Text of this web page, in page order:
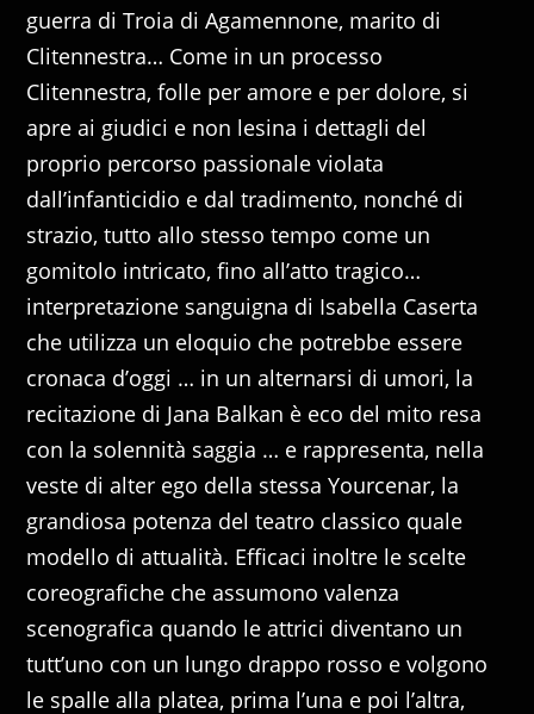
guerra di Troia di Agamennone, marito di
Clitennestra… Come in un processo
Clitennestra, folle per amore e per dolore, si
apre ai giudici e non lesina i dettagli del
proprio percorso passionale violata
dall’infanticidio e dal tradimento, nonché di
strazio, tutto allo stesso tempo come un
gomitolo intricato, fino all’atto tragico…
interpretazione sanguigna di Isabella Caserta
che utilizza un eloquio che potrebbe essere
cronaca d’oggi … in un alternarsi di umori, la
recitazione di Jana Balkan è eco del mito resa
con la solennità saggia … e rappresenta, nella
veste di alter ego della stessa Yourcenar, la
grandiosa potenza del teatro classico quale
modello di attualità. Efficaci inoltre le scelte
coreografiche che assumono valenza
scenografica quando le attrici diventano un
tutt’uno con un lungo drappo rosso e volgono
le spalle alla platea, prima l’una e poi l’altra,